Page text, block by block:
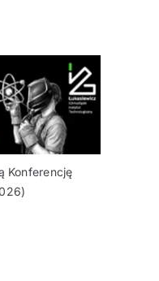
Konferencję